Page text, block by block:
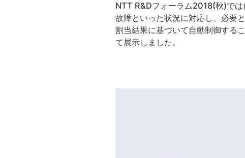
NTT R&Dフォーラム2018(秋)で
故障といった状況に対応し、必要
割当結果に基づいて自動制御する
て展示しました。